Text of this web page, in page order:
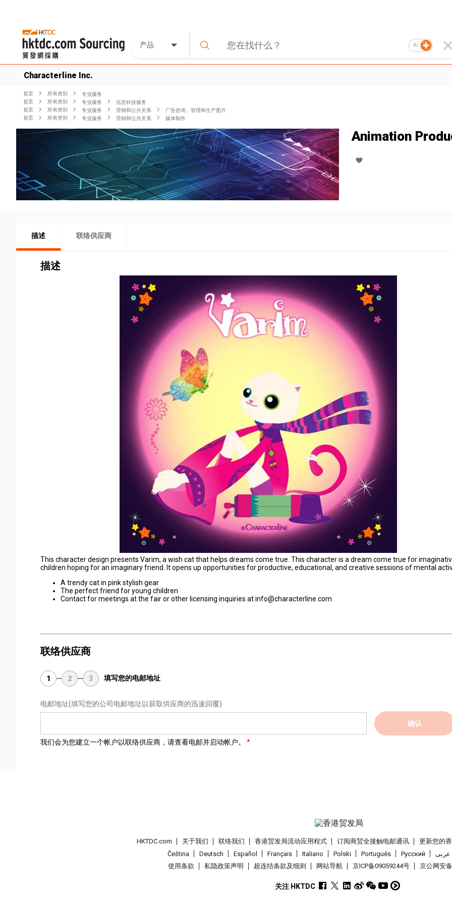
产品 AI
Characterline Inc.
首页 所有类別
专业服务
首页
所有类別 专业服务
信息科技服务
首页
所有类別 专业服务 营销和公共关系
广告咨询，管理和生产图片
首页
所有类別 专业服务 营销和公共关系 媒体制作
Animation
描述 联络供应商
描述
This character design presents Varim, a wish cat that helps dreams come true. This character is a dream come true for
children hoping for an imaginary friend. It opens up opportunities for productive, educational, and creative sessions of mental
A trendy cat in pink stylish gear
The perfect friend for young children
Contact for meetings at the fair or other licensing inquiries at info@characterline.com
联络供应商
1 2 3 填写您的电邮地址
电邮地址(填写您的公司电邮地址以获取供应商的迅速回覆)
确认
我们会为您建立一个帐户以联络供应商，请查看电邮并启动帐户。
HKTDC.com 关于我们 联络我们 香港贸发局流动应用程式 订阅商贸全接触电邮通讯 更新您的
Čeština
Deutsch Español Français Italiano Polski Português Pусский عربى
使用条款
私隐政策声明 超连结条款及细则 网站导航 京ICP备09059244号 京公网安
关注 HKTDC